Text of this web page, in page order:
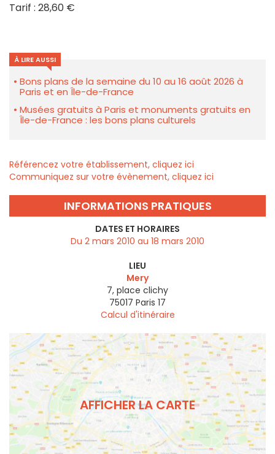
Tarif : 28,60 €
À LIRE AUSSI
Bons plans de la semaine du 10 au 16 août 2026 à
Paris et en Île-de-France
Musées gratuits à Paris et monuments gratuits en
Île-de-France : les bons plans culturels
Référencez votre établissement, cliquez ici
Communiquez sur votre évènement, cliquez ici
INFORMATIONS PRATIQUES
DATES ET HORAIRES
Du 2 mars 2010 au 18 mars 2010
LIEU
Mery
7, place clichy
75017 Paris 17
Calcul d'itinéraire
AFFICHER LA CARTE